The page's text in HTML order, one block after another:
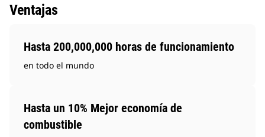
Ventajas
Hasta 200,000,000 horas de funcionamiento
en todo el mundo
Hasta un 10% Mejor economía de
combustible